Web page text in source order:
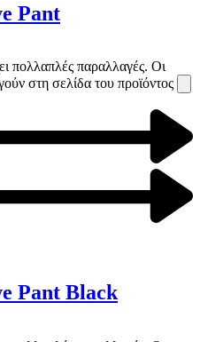
Pant
πολλαπλές παραλλαγές. Οι
στη σελίδα του προϊόντος
Pant Black